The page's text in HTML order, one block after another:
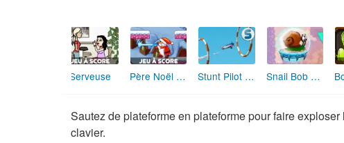
Bee-Do Minion Robot Go Home Wheely 2 Wheely 1
Sautez de plateforme en plateforme pour faire exploser
clavier.